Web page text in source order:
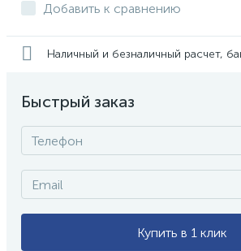
Добавить к сравнению
Наличный и безналичный расчет,
Быстрый заказ
Купить в 1 клик